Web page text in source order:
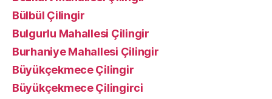
Bülbül Çilingir
Bulgurlu Mahallesi Çilingir
Burhaniye Mahallesi Çilingir
Büyükçekmece Çilingir
Büyükçekmece Çilingirci